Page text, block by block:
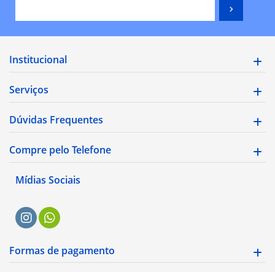
Institucional
Serviços
Dúvidas Frequentes
Compre pelo Telefone
Mídias Sociais
Formas de pagamento